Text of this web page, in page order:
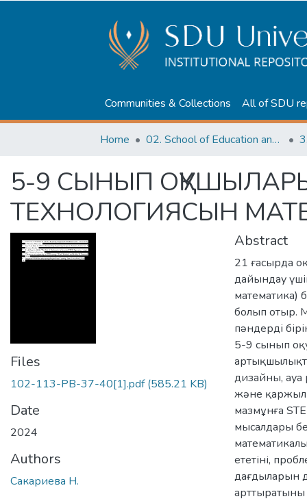
Communities & Collections All of SDU
Home 02. School of Education and humanities
5-9 СЫНЫП
ТЕХНОЛОГИЯСЫН
Files
102-113-PB-37-40[1].pdf(585.21 KB)
Date
2024
Authors
Сакариева Н.
Abstract
21 ғасырда
дайындау
математика)
болып отыр.
пәндерді
5-9 сынып
дизайны, ауа
және
мазмұнға
мысалдары
ететіні,
дағдыларын